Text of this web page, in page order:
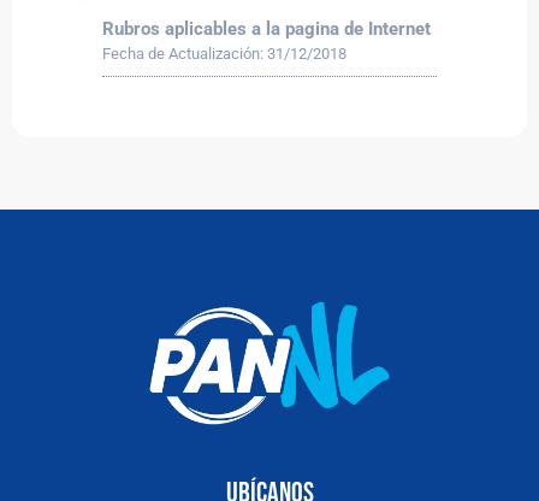
Rubros aplicables a la pagina de Internet
Fecha de Actualización: 31/12/2018
Ubícanos